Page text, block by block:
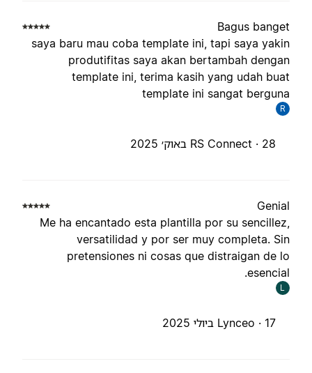
Bagus
saya baru mau coba template ini, tapi saya
produtifitas saya akan bertambah
template ini, terima kasih yang udah
template ini sangat
RS Connect ·
Me ha encantado esta plantilla por su
versatilidad y por ser muy completa.
pretensiones ni cosas que distraigan de
Lynceo ·